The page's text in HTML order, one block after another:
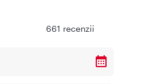
661 recenzii